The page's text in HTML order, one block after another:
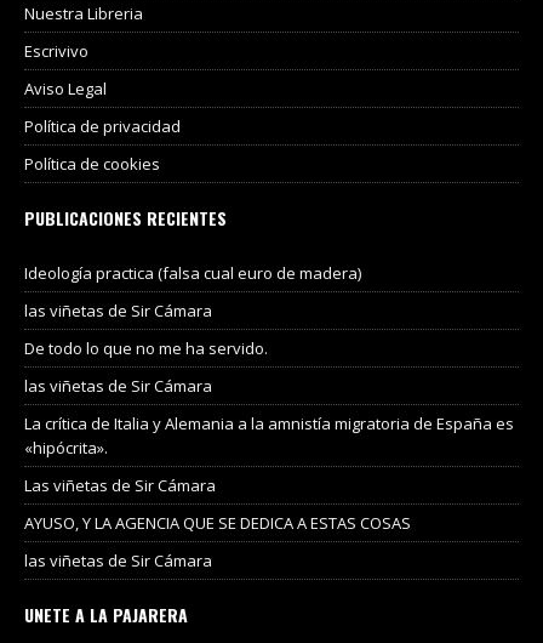
Nuestra Libreria
Escrivivo
Aviso Legal
Política de privacidad
Política de cookies
PUBLICACIONES RECIENTES
Ideología practica (falsa cual euro de madera)
las viñetas de Sir Cámara
De todo lo que no me ha servido.
las viñetas de Sir Cámara
La crítica de Italia y Alemania a la amnistía migratoria de España es
«hipócrita».
Las viñetas de Sir Cámara
AYUSO, Y LA AGENCIA QUE SE DEDICA A ESTAS COSAS
las viñetas de Sir Cámara
UNETE A LA PAJARERA